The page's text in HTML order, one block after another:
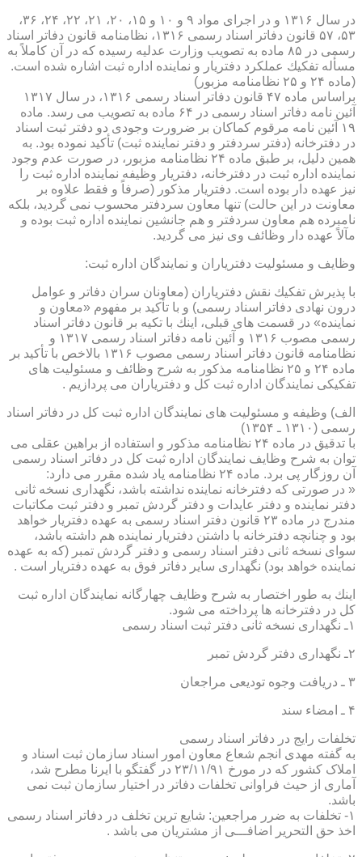
در سال ۱۳۱۶ و در اجرای مواد ۹ و ۱۰ و ۱۵، ۲۰، ۲۱، ۲۲، ۲۴، ۳۶،
۵۳، ۵۷ قانون دفاتر اسناد رسمی ۱۳۱۶، نظامنامه قانون دفاتر اسناد
رسمی در ۸۵ ماده به تصویب وزارت عدلیه رسیده كه در آن كاملاً به
مسأله تفكیك عملكرد دفتریار و نماینده اداره ثبت اشاره شده است.
(ماده ۲۴ و ۲۵ نظامنامه مزبور)
براساس ماده ۴۷ قانون دفاتر اسناد رسمی ۱۳۱۶، در سال ۱۳۱۷
آئین نامه دفاتر اسناد رسمی در ۶۴ ماده به تصویب می رسد. ماده
۱۹ آئین نامه مرقوم كماكان بر ضرورت وجودی دو دفتر ثبت اسناد
در دفترخانه (دفتر سردفتر و دفتر نماینده ثبت) تأكید نموده بود. به
همین دلیل، بر طبق ماده ۲۴ نظامنامه مزبور، در صورت عدم وجود
نماینده اداره ثبت در دفترخانه، دفتریار وظیفه نماینده اداره ثبت را
نیز عهده دار بوده است. دفتریار مذكور (صرفاً و فقط علاوه بر
معاونت در این حالت) تنها معاون سردفتر محسوب نمی گردید، بلكه
نامبرده هم معاون سردفتر و هم جانشین نماینده اداره ثبت بوده و
مآلاً عهده دار وظائف وی نیز می گردید.
وظایف و مسئولیت دفتریاران و نمایندگان اداره ثبت:
با پذیرش تفكیك نقش دفتریاران (معاونان سران دفاتر و عوامل
درون نهادی دفاتر اسناد رسمی) و با تأكید بر مفهوم «معاون و
نماینده» در قسمت های قبلی، اینك با تكیه بر قانون دفاتر اسناد
رسمی مصوب ۱۳۱۶ و آئین نامه دفاتر اسناد رسمی ۱۳۱۷ و
نظامنامه قانون دفاتر اسناد رسمی مصوب ۱۳۱۶ بالاخص با تأكید بر
ماده ۲۴ و ۲۵ نظامنامه مذكور به شرح وظائف و مسئولیت های
تفكیكی نمایندگان اداره ثبت كل و دفتریاران می پردازیم .
الف) وظیفه و مسئولیت های نمایندگان اداره ثبت كل در دفاتر اسناد
رسمی (۱۳۱۰ ـ ۱۳۵۴)
با تدقیق در ماده ۲۴ نظامنامه مذكور و استفاده از براهین عقلی می
توان به شرح وظایف نمایندگان اداره ثبت كل در دفاتر اسناد رسمی
آن روزگار پی برد. ماده ۲۴ نظامنامه یاد شده مقرر می دارد:
« در صورتی كه دفترخانه نماینده نداشته باشد، نگهداری نسخه ثانی
دفتر نماینده و دفتر عایدات و دفتر گردش تمبر و دفتر ثبت مكاتبات
مندرج در ماده ۲۳ قانون دفتر اسناد رسمی به عهده دفتریار خواهد
بود و چنانچه دفترخانه با داشتن دفتریار نماینده هم داشته باشد،
سوای نسخه ثانی دفتر اسناد رسمی و دفتر گردش تمبر (كه به عهده
نماینده خواهد بود) نگهداری سایر دفاتر فوق به عهده دفتریار است .
اینك به طور اختصار به شرح وظایف چهارگانه نمایندگان اداره ثبت
كل در دفترخانه ها پرداخته می شود.
۱ـ نگهداری نسخه ثانی دفتر ثبت اسناد رسمی
۲ـ نگهداری دفتر گردش تمبر
۳ ـ دریافت وجوه تودیعی مراجعان
۴ ـ امضاء سند
تخلفات رایج در دفاتر اسناد رسمی
به گفته مهدی انجم شعاع معاون امور اسناد سازمان ثبت اسناد و
املاک کشور که در مورخ ۲۳/۱۱/۹۱ در گفتگو با ایرنا مطرح شد،
آماری از حیث فراوانی تخلفات دفاتر در اختیار سازمان ثبت نمی
باشد.
۱- تخلفات به ضرر مراجعین: شایع ترین تخلف در دفاتر اسناد رسمی
اخذ حق التحریر اضافـــی از مشتریان می باشد .